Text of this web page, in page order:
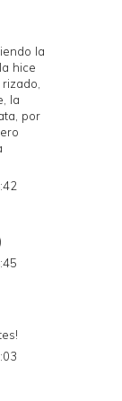
la
hice
la
por